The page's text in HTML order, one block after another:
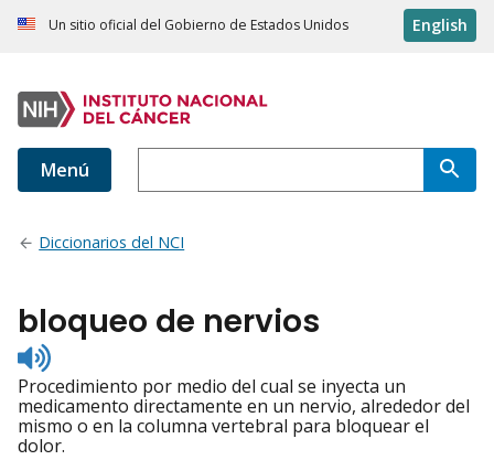
Un sitio oficial del Gobierno de Estados Unidos English
Menú
Diccionarios del NCI
bloqueo de nervios
Listen
to
pronunciation
Procedimiento por medio del cual se inyecta un
medicamento directamente en un nervio, alrededor del
mismo o en la columna vertebral para bloquear el
dolor.